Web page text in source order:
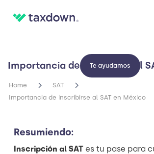
Importancia de inscribirse al
Te ayudamos
Home
SAT
Importancia de inscribirse al SAT en México
Resumiendo:
Inscripción al SAT es tu pase para